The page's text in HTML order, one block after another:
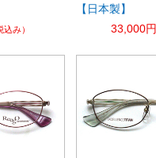
込み）
【日本製】
33,000円